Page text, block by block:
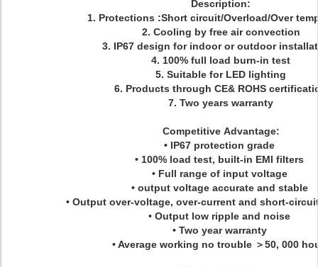
Description:
1. Protections :Short circuit/Overload/Over
2. Cooling by free air convection
3. IP67 design for indoor or outdoor
4. 100% full load burn-in test
5. Suitable for LED lighting
6. Products through CE& ROHS
7. Two years warranty
Competitive Advantage:
• IP67 protection grade
• 100% load test, built-in EMI filters
• Full range of input voltage
• output voltage accurate and stable
• Output over-voltage, over-current and short-
• Output low ripple and noise
• Two year warranty
• Average working no trouble ＞50, 000